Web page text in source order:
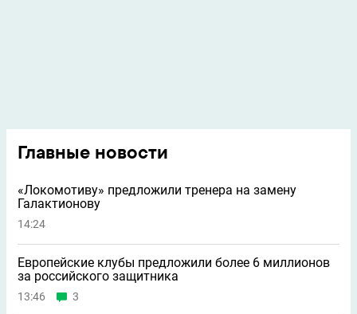
Главные новости
«Локомотиву» предложили тренера на замену
Галактионову
14:24
Европейские клубы предложили более 6 миллионов
за российского защитника
13:46 3